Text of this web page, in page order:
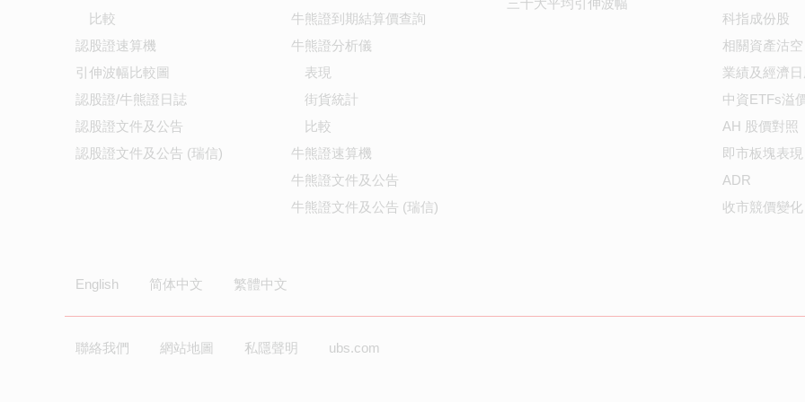
比較
認股證速算機
引伸波幅比較圖
認股證/牛熊證日誌
認股證文件及公告
認股證文件及公告 (瑞信)
牛熊證到期結算價查詢
牛熊證分析儀
表現
街貨統計
比較
牛熊證速算機
牛熊證文件及公告
牛熊證文件及公告 (瑞信)
三十大平均引伸波幅
科指成份股
相關資產沽空
業績及經濟
中資ETFs溢
AH 股價對照
即市板塊表現
ADR
收市競價變化
English 简体中文 繁體中文
聯絡我們 網站地圖 私隱聲明 ubs.com